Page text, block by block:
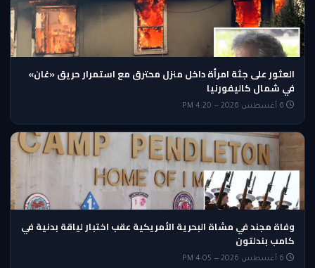
العثور على جثة امرأة داخل منزل محترق مع استمرار حريق «غان»
في شمال كاليفورنيا
وفاة مجند في مشاة البحرية الأمريكية عقب اختبار لياقة بدنية في
كامب بندلتون